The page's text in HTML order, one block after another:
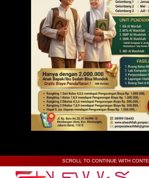
SCROLL TO CONTINUE WITH